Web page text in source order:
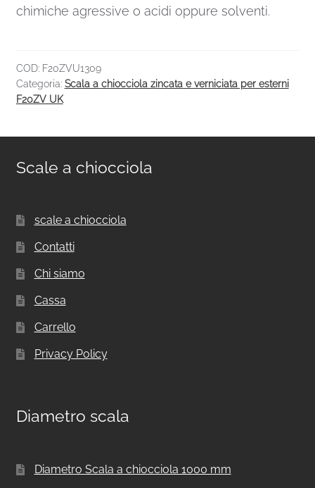
chimiche agressive o acidi oppure solventi.
COD: F20ZVU1309
Categoria: Scala a chiocciola zincata e verniciata per esterni
F20ZV UK
Scale a chiocciola
scale a chiocciola
Contatti
Chi siamo
Cassa
Carrello
Privacy Policy
Diametro scala
Diametro Scala a chiocciola 1000 mm